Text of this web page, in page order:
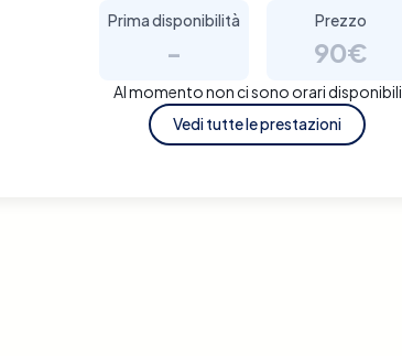
Prima disponibilità
-
Prezzo
90€
Al momento non ci sono orari disponibili
Vedi tutte le prestazioni